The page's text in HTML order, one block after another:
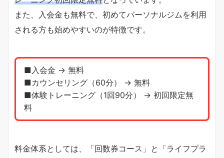
また、入会金も無料で、初めてパーソナルジムを利用
される方も始めやすいのが特徴です。
■入会金 → 無料
■カウンセリング（60分） → 無料
■体験トレーニング（1回90分） → 初回限定無
料
料金体系としては、「回数券コース」と「ライフプラ